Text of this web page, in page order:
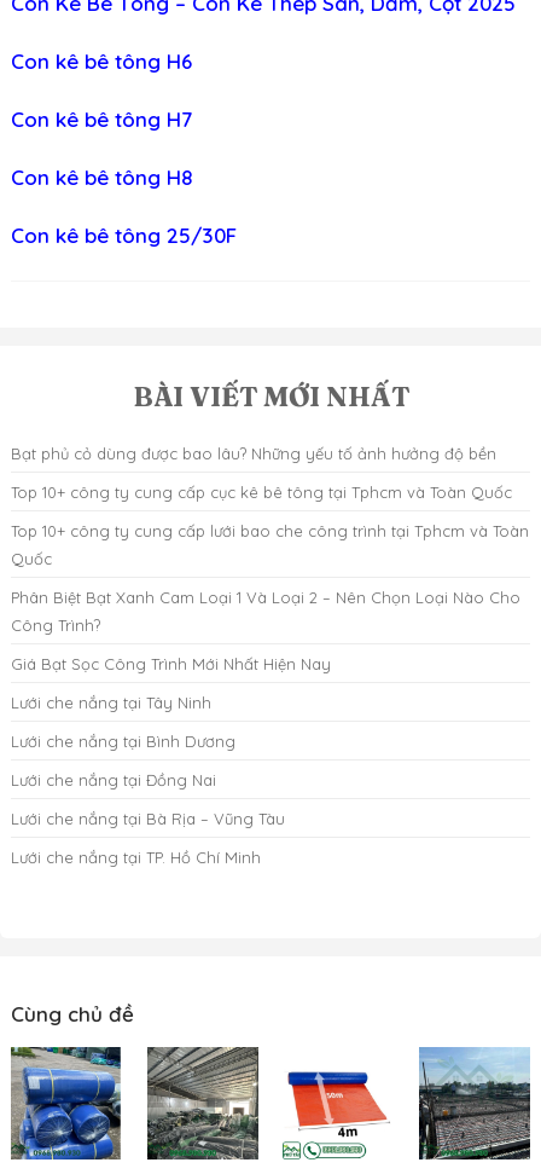
Con kê bê tông H6
Con kê bê tông H7
Con kê bê tông H8
Con kê bê tông 25/30F
BÀI VIẾT MỚI NHẤT
Bạt phủ cỏ dùng được bao lâu? Những yếu tố ảnh hưởng độ bền
Top 10+ công ty cung cấp cục kê bê tông tại Tphcm và Toàn Quốc
Top 10+ công ty cung cấp lưới bao che công trình tại Tphcm và Toàn
Quốc
Phân Biệt Bạt Xanh Cam Loại 1 Và Loại 2 – Nên Chọn Loại Nào Cho
Công Trình?
Giá Bạt Sọc Công Trình Mới Nhất Hiện Nay
Lưới che nắng tại Tây Ninh
Lưới che nắng tại Bình Dương
Lưới che nắng tại Đồng Nai
Lưới che nắng tại Bà Rịa – Vũng Tàu
Lưới che nắng tại TP. Hồ Chí Minh
Cùng chủ đề